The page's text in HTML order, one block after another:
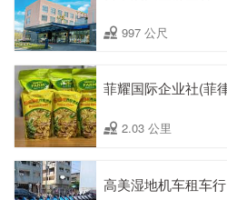
997 公尺
菲耀国际企业社(菲
2.03 公里
高美湿地机车租车行